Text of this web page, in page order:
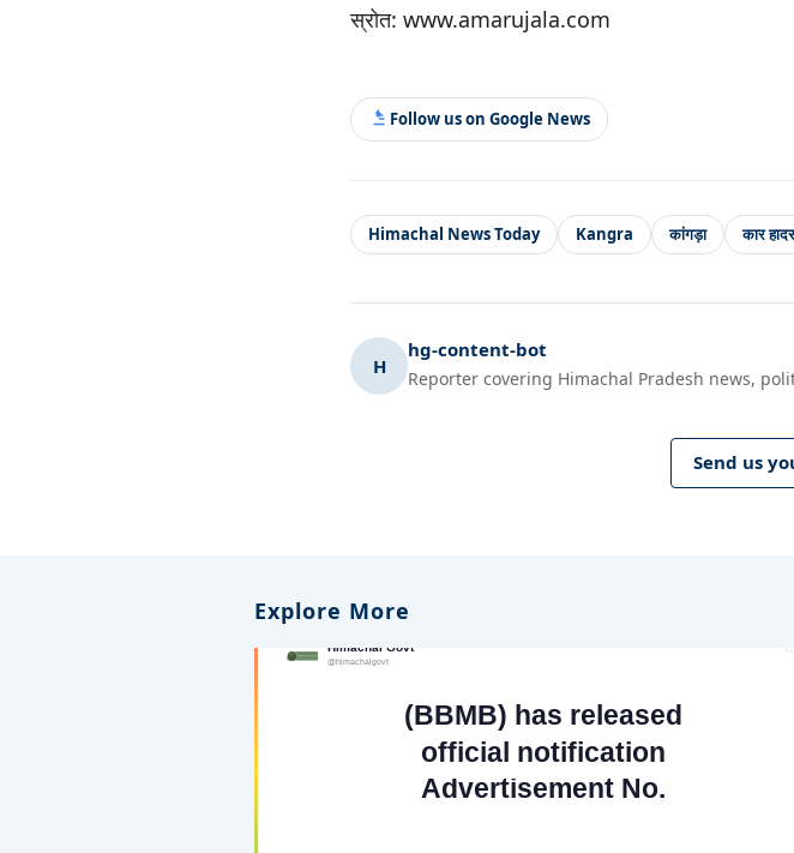
स्रोत: www.amarujala.com
Follow us on Google News
Himachal News Today Kangra कांगड़ा कार
H
hg-content-bot
Reporter covering Himachal Pradesh news,
Send us
Explore More